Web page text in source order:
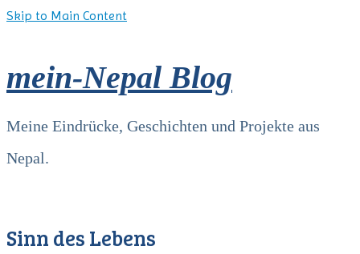
Skip to Main Content
mein-Nepal Blog
Meine Eindrücke, Geschichten und Projekte aus
Nepal.
Sinn des Lebens